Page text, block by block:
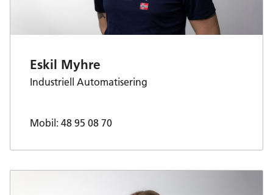
Eskil Myhre
Industriell Automatisering
Mobil: 48 95 08 70